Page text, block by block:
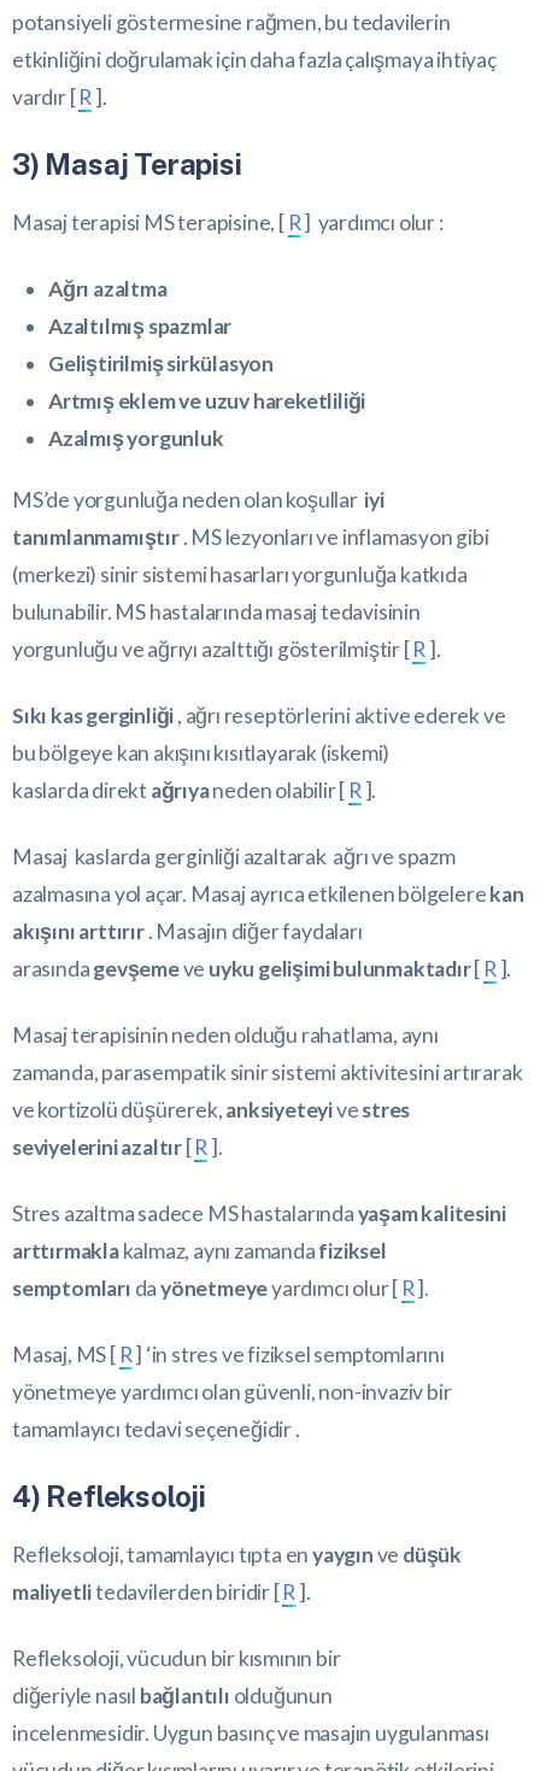
potansiyeli göstermesine rağmen, bu tedavilerin
etkinliğini doğrulamak için daha fazla çalışmaya ihtiyaç
vardır [R ].
3) Masaj Terapisi
Masaj terapisi MS terapisine, [ R] yardımcı olur :
Ağrı azaltma
Azaltılmış spazmlar
Geliştirilmiş sirkülasyon
Artmış eklem ve uzuv hareketliliği
Azalmış yorgunluk
MS’de yorgunluğa neden olan koşullar iyi
tanımlanmamıştır. MS lezyonları ve inflamasyon gibi
(merkezi) sinir sistemi hasarları yorgunluğa katkıda
bulunabilir. MS hastalarında masaj tedavisinin
yorgunluğu ve ağrıyı azalttığı gösterilmiştir [R ].
Sıkı kas gerginliği, ağrı reseptörlerini aktive ederek ve
bu bölgeye kan akışını kısıtlayarak (iskemi)
kaslarda direkt ağrıyaneden olabilir [ R ].
Masaj kaslarda gerginliği azaltarak ağrı ve spazm
azalmasına yol açar. Masaj ayrıca etkilenen bölgelerekan
akışını arttırır. Masajın diğer faydaları
arasındagevşemeve uyku gelişimi bulunmaktadır[ R ].
Masaj terapisinin neden olduğu rahatlama, aynı
zamanda, parasempatik sinir sistemi aktivitesini artırarak
ve kortizolü düşürerek,anksiyeteyivestres
seviyelerini azaltır [R ].
Stres azaltma sadece MS hastalarındayaşam kalitesini
arttırmaklakalmaz, aynı zamandafiziksel
semptomları dayönetmeyeyardımcı olur [ R].
Masaj, MS [ R] ‘in stres ve fiziksel semptomlarını
yönetmeye yardımcı olan güvenli, non-invaziv bir
tamamlayıcı tedavi seçeneğidir .
4) Refleksoloji
Refleksoloji, tamamlayıcı tıpta enyaygınve düşük
maliyetlitedavilerden biridir [R ].
Refleksoloji, vücudun bir kısmının bir
diğeriyle nasıl bağlantılı olduğunun
incelenmesidir. Uygun basınç ve masajın uygulanması